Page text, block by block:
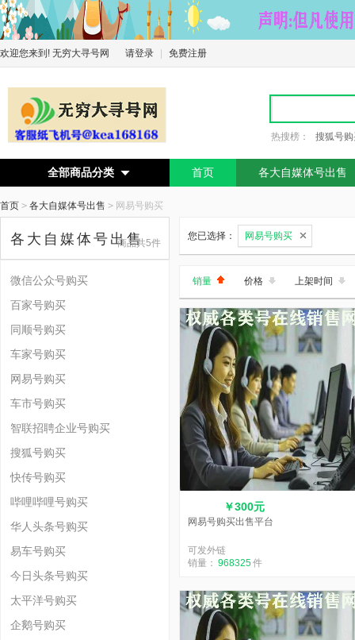
欢迎您来到! 无穷大寻号网 请登录 免费注册
热搜榜： 搜狐号
全部商品分类  首页 各大自媒体号出售
首页 > 各大自媒体号出售 > 网易号购买
各大自媒体号出售
商品共5件
微信公众号购买
百家号购买
同顺号购买
车家号购买
网易号购买
车市号购买
智联招聘企业号购买
搜狐号购买
快传号购买
哔哩哔哩号购买
华人头条号购买
易车号购买
今日头条号购买
太平洋号购买
企鹅号购买
您已选择： 网易号购买
销量 价格 上架时间
￥300元
网易号购买出售平台
可发外链
销量： 968325件